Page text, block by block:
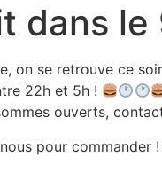
dans le
on se retrouve ce
22h et 5h !
ouverts,
pour commander